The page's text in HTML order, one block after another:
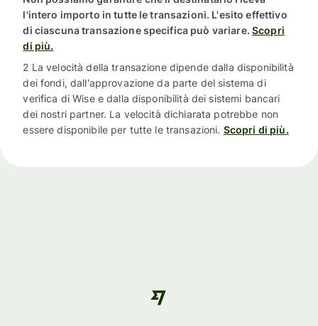
l'intero importo in tutte le transazioni. L'esito effettivo
di ciascuna transazione specifica può variare. Scopri
di più.
2 La velocità della transazione dipende dalla disponibilità
dei fondi, dall'approvazione da parte del sistema di
verifica di Wise e dalla disponibilità dei sistemi bancari
dei nostri partner. La velocità dichiarata potrebbe non
essere disponibile per tutte le transazioni. Scopri di più.